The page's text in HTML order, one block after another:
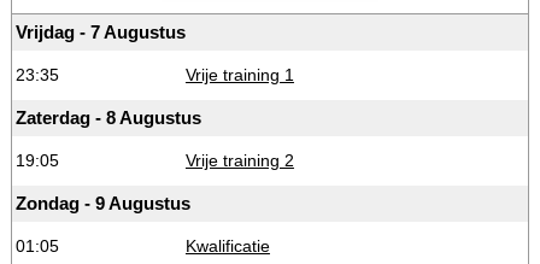
Vrijdag - 7 Augustus
23:35 Vrije training 1
Zaterdag - 8 Augustus
19:05 Vrije training 2
Zondag - 9 Augustus
01:05 Kwalificatie